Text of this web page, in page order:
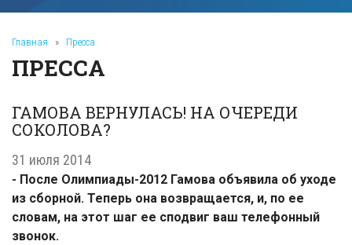
Главная » Пресса
ПРЕССА
ГАМОВА ВЕРНУЛАСЬ! НА ОЧЕРЕДИ
СОКОЛОВА?
31 июля 2014
- После Олимпиады-2012 Гамова объявила об уходе
из сборной. Теперь она возвращается, и, по ее
словам, на этот шаг ее сподвиг ваш телефонный
звонок.